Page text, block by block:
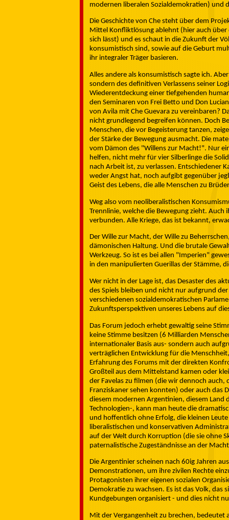
modernen liberalen Sozialdemokratien) und
Die Geschichte von Che steht über dem
Mittel Konfliktlösung ablehnt (hier auch über
sich lässt) und es schaut in die Zukunft der
konsumistisch sind, sowie auf die Geburt
ihr integraler Träger basieren.
Alles andere als konsumistisch sagte ich.
sondern des definitiven Verlassens seiner
Wiederentdeckung einer tiefgehenden
den Seminaren von Frei Betto und Don
von Avila mit Che Guevara zu vereinbaren?
nicht grundlegend begreifen können. Doch
Menschen, die vor Begeisterung tanzen,
der Stärke der Bewegung ausmacht. Die
vom Dämon des "Willens zur Macht!". Nur
helfen, nicht mehr für vier Silberlinge die
nach Arbeit ist, zu verlassen. Entschiedener
weder Angst hat, noch aufgibt gegenüber
Geist des Lebens, die alle Menschen zu
Weg also vom neoliberalistischen
Trennlinie, welche die Bewegung zieht.
verbunden. Alle Kriege, das ist bekannt,
Der Wille zur Macht, der Wille zu
dämonischen Haltung. Und die brutale
Werkzeug. So ist es bei allen "Imperien"
in den manipulierten Guerillas der Stämme,
Wer nicht in der Lage ist, das Desaster des
des Spiels bleiben und nicht nur aufgrund
verschiedenen sozialdemokratischen
Zukunftsperspektiven unseres Lebens auf
Das Forum jedoch erhebt gewaltig seine
keine Stimme besitzen (6 Milliarden
internationaler Basis aus- sondern auch
verträglichen Entwicklung für die
Erfahrung des Forums mit der direkten
Großteil aus dem Mittelstand kamen oder
der Favelas zu filmen (die wir dennoch
Franziskaner sehen konnten) oder auch das
diesem modernen Argentinien, diesem Land
Technologien-, kann man heute die
und hoffentlich ohne Erfolg, die kleinen
liberalistischen und konservativen
auf der Welt durch Korruption (die sie ohne
paternalistische Zugeständnisse an der
Die Argentinier scheinen nach 60ig Jahren
Demonstrationen, um ihre zivilen Rechte
Protagonisten ihrer eigenen sozialen
Demokratie zu wachsen. Es ist das Volk,
Kundgebungen organisiert - und dies nicht
Mit der Vergangenheit zu brechen, bedeutet